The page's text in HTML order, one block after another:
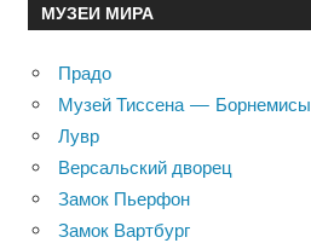
МУЗЕИ МИРА
Прадо
Музей Тиссена — Борнемисы
Лувр
Версальский дворец
Замок Пьерфон
Замок Вартбург